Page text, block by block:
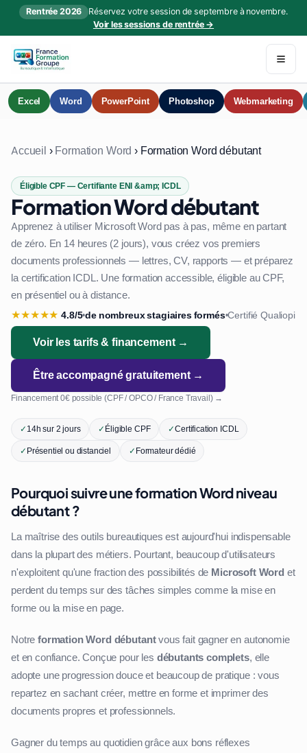
Rentrée 2026
Réservez votre session de septembre à novembre.
Voir les sessions de rentrée →
Excel Word PowerPoint Photoshop Webmarketing
Accueil › Formation Word › Formation Word débutant
Éligible CPF — Certifiante ENI &amp; ICDL
Formation Word débutant
Apprenez à utiliser Microsoft Word pas à pas, même en partant
de zéro. En 14 heures (2 jours), vous créez vos premiers
documents professionnels — lettres, CV, rapports — et préparez
la certification ICDL. Une formation accessible, éligible au CPF,
en présentiel ou à distance.
★★★★★ 4.8/5•de nombreux stagiaires formés•Certifié Qualiopi
Voir les tarifs & financement →
Être accompagné gratuitement →
Financement 0€ possible (CPF / OPCO / France Travail) →
✓14h sur 2 jours ✓Éligible CPF ✓Certification ICDL
✓Présentiel ou distanciel ✓Formateur dédié
Pourquoi suivre une formation Word niveau
débutant ?
La maîtrise des outils bureautiques est aujourd'hui indispensable
dans la plupart des métiers. Pourtant, beaucoup d'utilisateurs
n'exploitent qu'une fraction des possibilités de Microsoft Word et
perdent du temps sur des tâches simples comme la mise en
forme ou la mise en page.
Notreformation Word débutantvous fait gagner en autonomie
et en confiance. Conçue pour les débutants complets, elle
adopte une progression douce et beaucoup de pratique : vous
repartez en sachant créer, mettre en forme et imprimer des
documents propres et professionnels.
Gagner du temps au quotidien grâce aux bons réflexes